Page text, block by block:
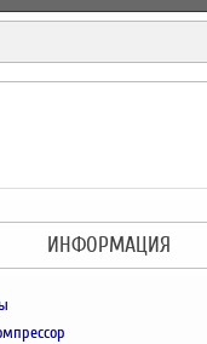
ИНФОРМАЦИЯ